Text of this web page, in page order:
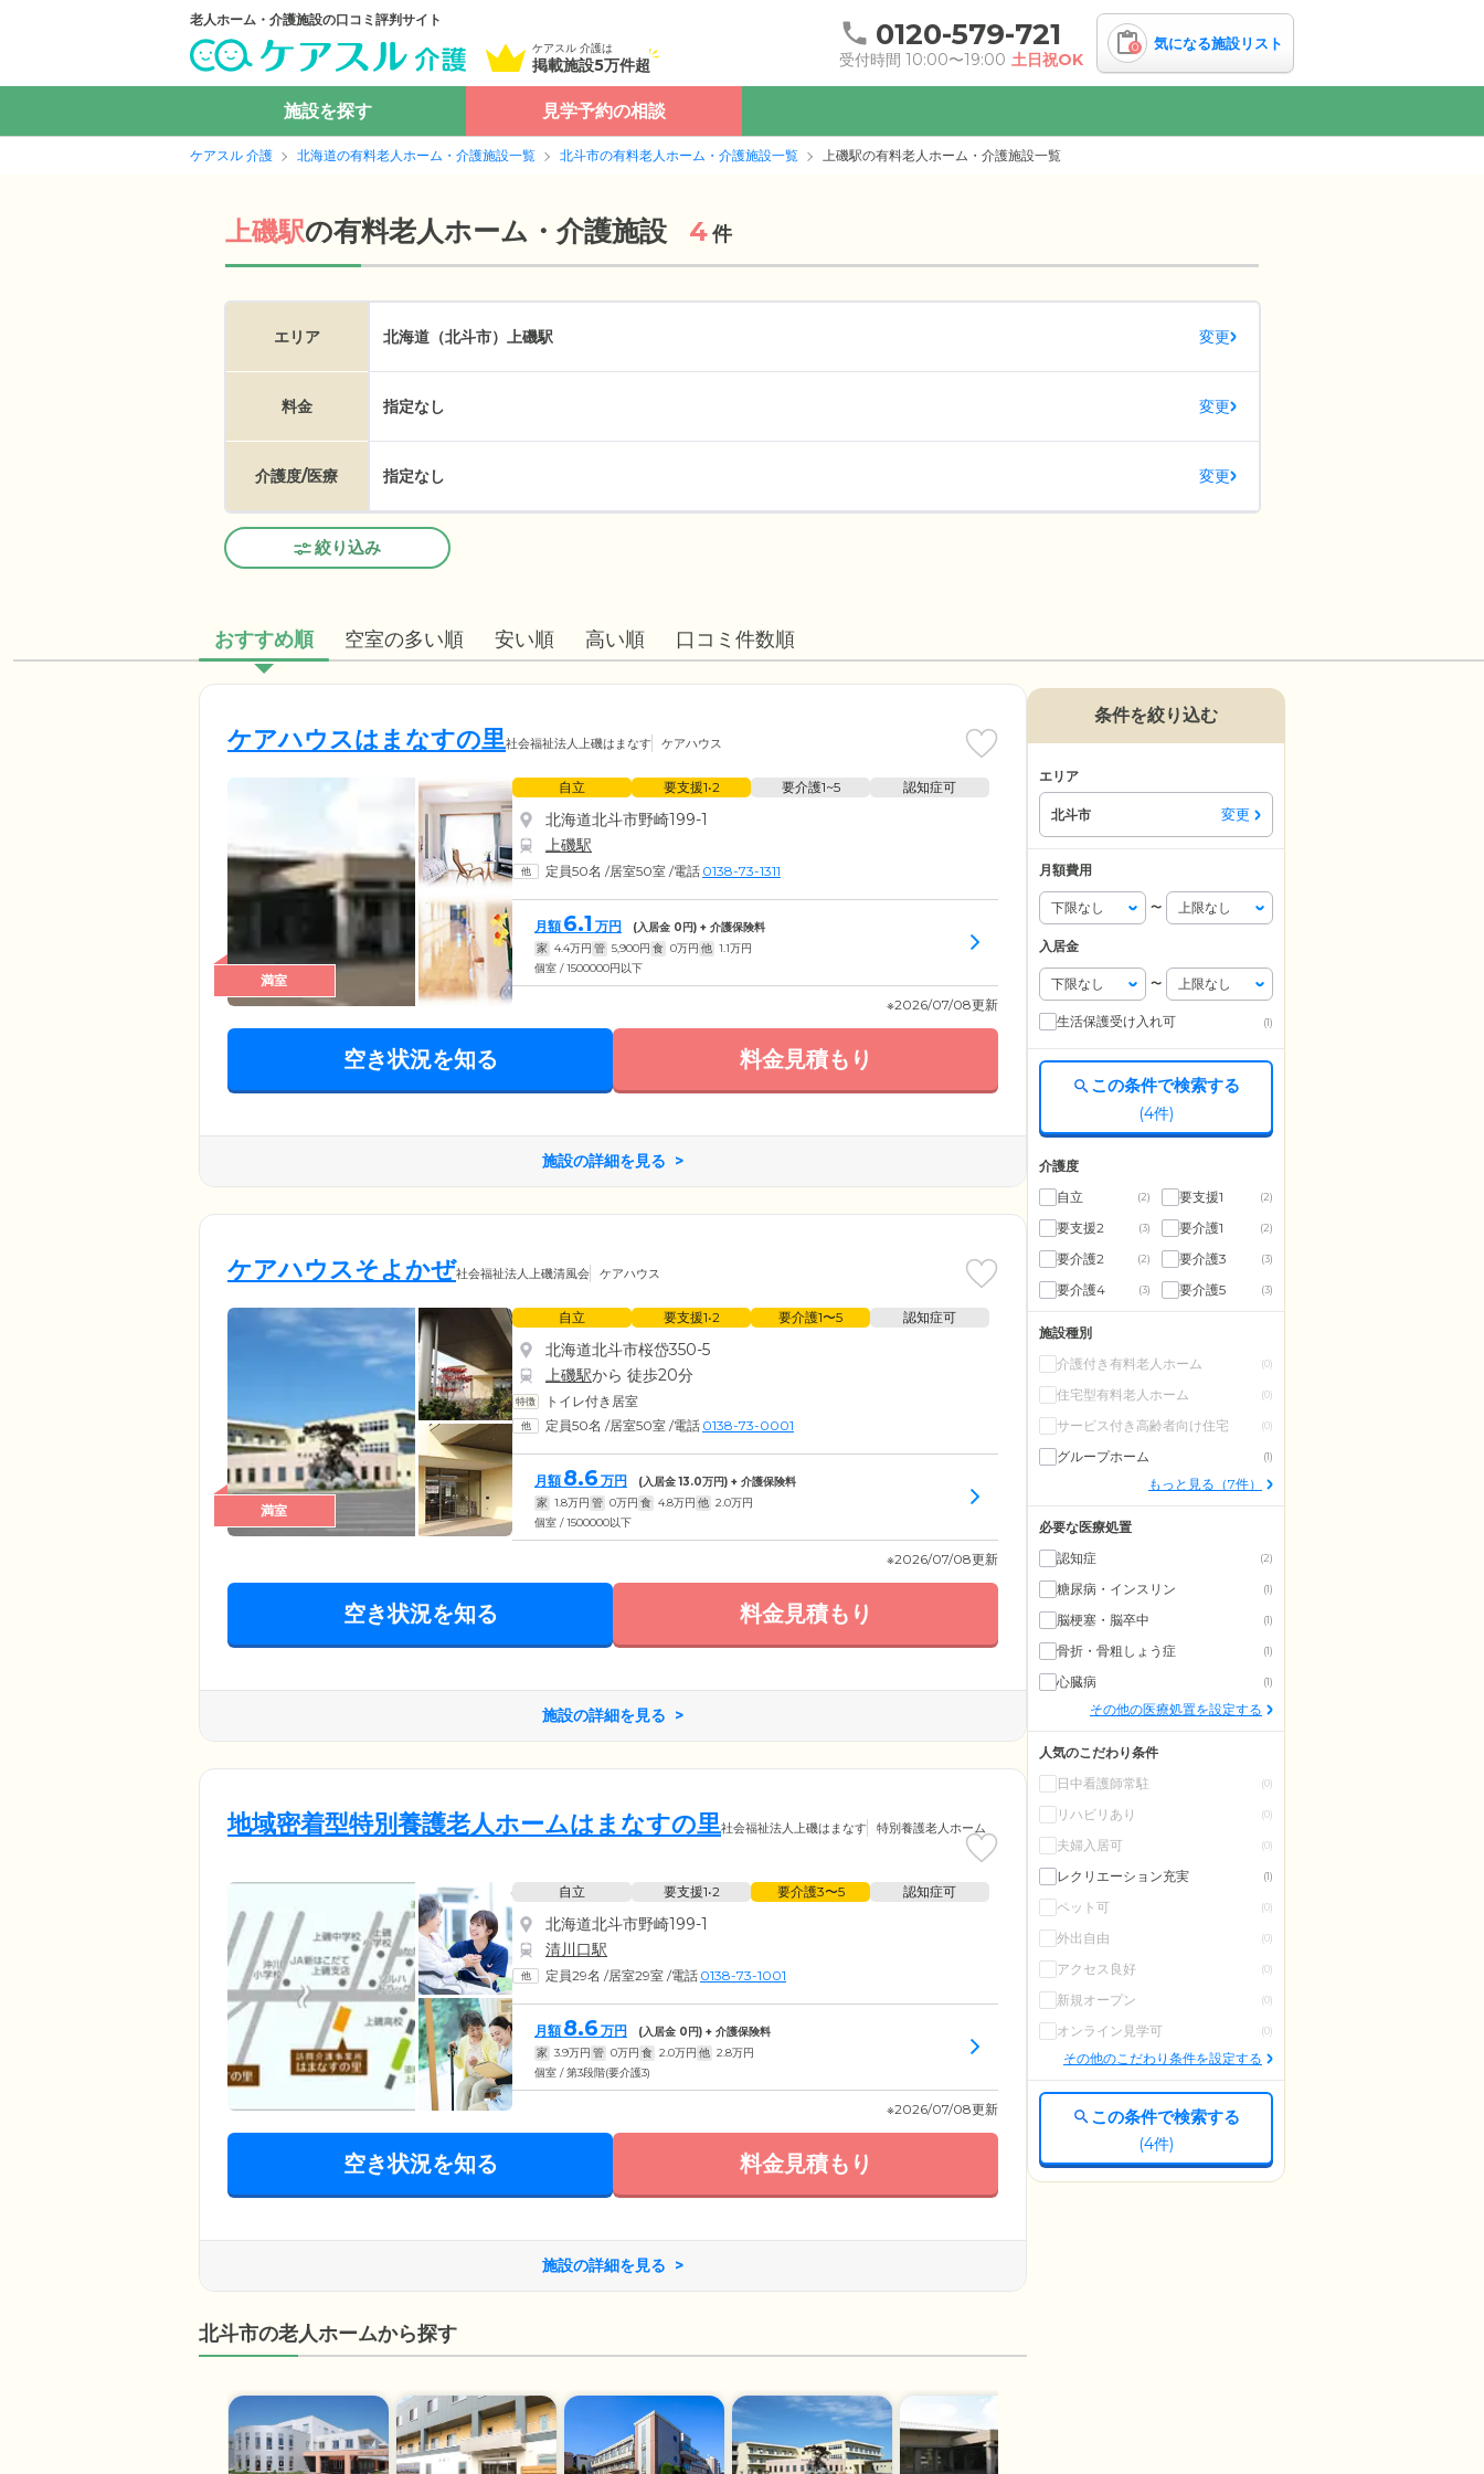
老人ホーム・介護施設の口コミ評判サイト
ケアスル 介護は
掲載施設5万件超
0120-579-721
受付時間 10:00〜19:00 土日祝OK
0 気になる施設リスト
施設を探す 見学予約の相談
ケアスル 介護 北海道の有料老人ホーム・介護施設一覧 北斗市の有料老人ホーム・介護施設一覧 上磯駅の有料老人ホーム・介護施設一覧
上磯駅の有料老人ホーム・介護施設 4件
エリア 北海道（北斗市） 上磯駅 変更
料金 指定なし 変更
介護度/医療 指定なし 変更
絞り込み
おすすめ順 空室の多い順 安い順 高い順 口コミ件数順
ケアハウスはまなすの里社会福祉法人上磯はまなす ケアハウス
満室
自立 要支援1•2 要介護1~5 認知症可
北海道北斗市野崎199-1
上磯駅
定員50名 /居室50室 /電話 0138-73-1311
月額 6.1 万円 (入居金 0円) + 介護保険料
家 4.4万円 管 5,900円 食 0万円 他 1.1万円
個室 / 1500000円以下
※2026/07/08更新
空き状況を知る 料金見積もり
施設の詳細を見る
ケアハウスそよかぜ社会福祉法人上磯清風会 ケアハウス
満室
自立 要支援1•2 要介護1〜5 認知症可
北海道北斗市桜岱350-5
上磯駅から 徒歩20分
トイレ付き居室
定員50名 /居室50室 /電話 0138-73-0001
月額 8.6 万円 (入居金13.0万円) + 介護保険料
家 1.8万円 管 0万円 食 4.8万円 他 2.0万円
個室 / 1500000以下
※2026/07/08更新
空き状況を知る 料金見積もり
施設の詳細を見る
地域密着型特別養護老人ホームはまなすの里社会福祉法人上磯はまなす 特別養護老人ホーム
自立 要支援1•2 要介護3〜5 認知症可
北海道北斗市野崎199-1
清川口駅
定員29名 /居室29室 /電話 0138-73-1001
月額 8.6 万円 (入居金 0円) + 介護保険料
家 3.9万円 管 0万円 食 2.0万円 他 2.8万円
個室 / 第3段階(要介護3)
※2026/07/08更新
空き状況を知る 料金見積もり
施設の詳細を見る
北斗市の老人ホームから探す
条件を絞り込む
エリア
北斗市 変更
月額費用
〜
入居金
〜
生活保護受け入れ可 (1)
この条件で検索する
(4件)
介護度
自立
(2) 要支援1 (2)
要支援2 (3) 要介護1 (2)
要介護2 (2) 要介護3 (3)
要介護4 (3) 要介護5 (3)
施設種別
介護付き有料老人ホーム
(0)
住宅型有料老人ホーム (0)
サービス付き高齢者向け住宅 (0)
グループホーム (1)
もっと見る（7件）
必要な医療処置
認知症
(2)
糖尿病・インスリン (1)
脳梗塞・脳卒中 (1)
骨折・骨粗しょう症 (1)
心臓病 (1)
その他の医療処置を設定する
人気のこだわり条件
日中看護師常駐
(0)
リハビリあり (0)
夫婦入居可 (0)
レクリエーション充実 (1)
ペット可 (0)
外出自由 (0)
アクセス良好 (0)
新規オープン (0)
オンライン見学可 (0)
その他のこだわり条件を設定する
この条件で検索する
(4件)